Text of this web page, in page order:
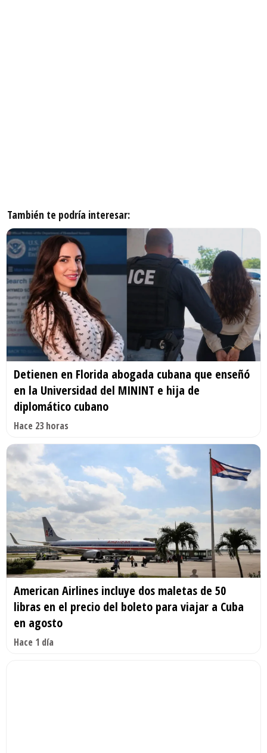
También te podría interesar:
Detienen en Florida abogada cubana que enseñó
en la Universidad del MININT e hija de
diplomático cubano
Hace 23 horas
American Airlines incluye dos maletas de 50
libras en el precio del boleto para viajar a Cuba
en agosto
Hace 1 día